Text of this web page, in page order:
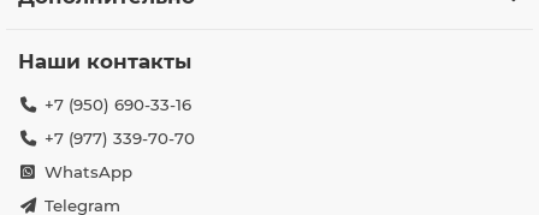
Наши контакты
+7 (950) 690-33-16
+7 (977) 339-70-70
WhatsApp
Telegram